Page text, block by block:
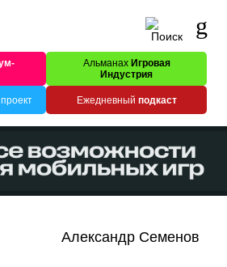
Альманах Игровая
Индустрия
Ежедневный подкаст
Александр Семенов